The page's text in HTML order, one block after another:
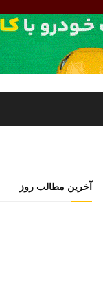
آخرین مطالب روز